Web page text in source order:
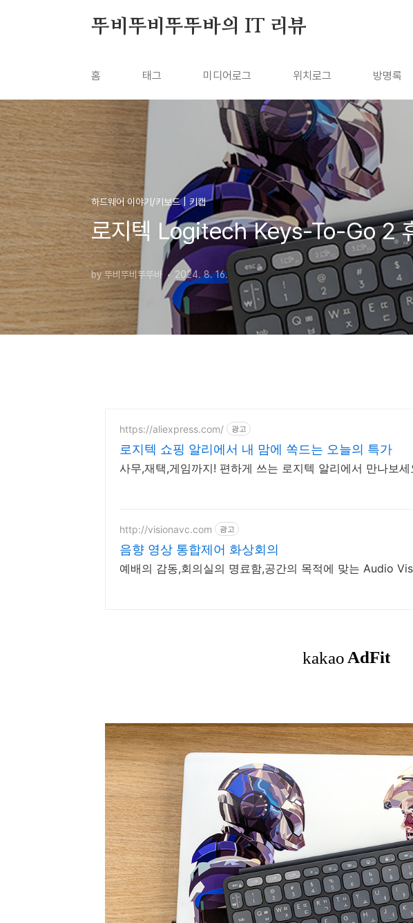
뚜비뚜비뚜뚜바의 IT 리뷰
홈 태그 미디어로그 위치로그 방명록
하드웨어 이야기/키보드 | 키캡
로지텍 Logitech Keys-To-Go 2
by 뚜비뚜비뚜뚜바 2024. 8. 16.
https://aliexpress.com/ 광고
로지텍 쇼핑 알리에서 내 맘에 쏙드는 오늘의 특가
사무,재택,게임까지! 편하게 쓰는 로지텍 알리에서 만나보세
http://visionavc.com 광고
음향 영상 통합제어 화상회의
예배의 감동,회의실의 명료함,공간의 목적에 맞는 Audio